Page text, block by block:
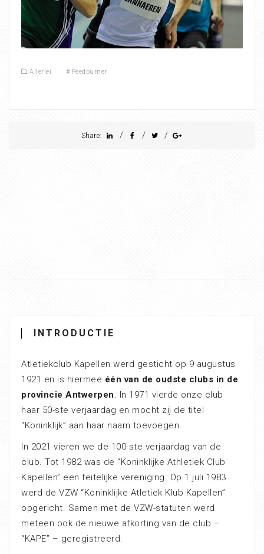
Allerlei # Feedburner
Share: / / /
INTRODUCTIE
Atletiekclub Kapellen werd gesticht op 9 augustus
1921 en is hiermee één van de oudste clubs in de
provincie Antwerpen . In 1971 vierde onze club
haar 50-ste verjaardag en mocht zij de titel
“Koninklijk” aan haar naam toevoegen.
In 2021 vieren we de 100-ste verjaardag van de
club. Tot 1982 was de “Koninklijke Athletiek Club
Kapellen” een feitelijke vereniging. Op 1 juli 1983
werd de VZW “Koninklijke Atletiek Klub Kapellen”
opgericht. Samen met de VZW-statuten werd
meteen ook de nieuwe afkorting van de club –
“KAPE” – geregistreerd.